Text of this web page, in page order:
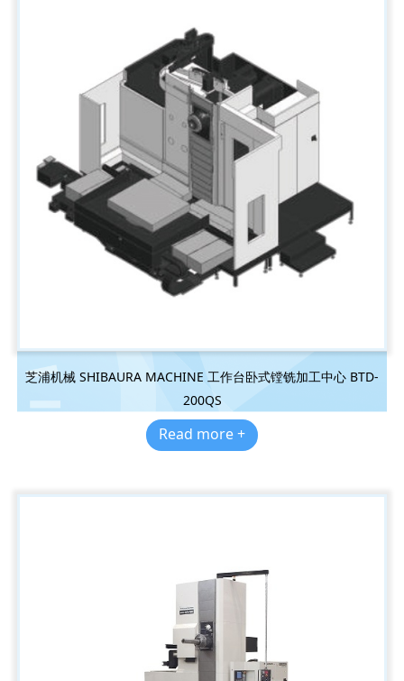
芝浦机械 SHIBAURA MACHINE 工作台卧式镗铣加工中心 BTD-
200QS
Read more +